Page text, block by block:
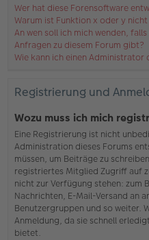
Wer hat diese Forensoftware
Warum ist Funktion x oder y
An wen soll ich mich wenden,
Anfragen zu diesem Forum gibt?
Wie kann ich einen
Registrierung und
Wozu muss ich mich
Eine Registrierung ist nicht
Administration dieses Forums
müssen, um Beiträge zu
registriertes Mitglied Zugriff auf
nicht zur Verfügung stehen: zum
Nachrichten, E-Mail-Versand an
Benutzergruppen und so weiter.
Anmeldung, da sie schnell
bietet.